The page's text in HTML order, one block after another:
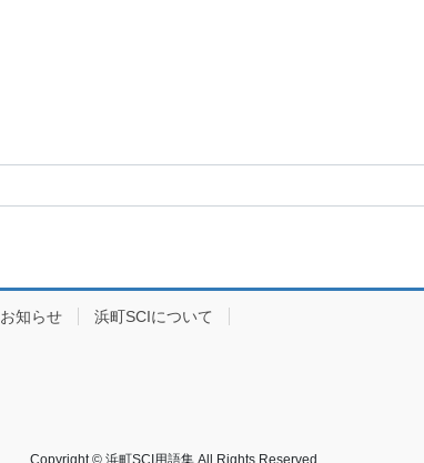
お知らせ 浜町SCIについて
Copyright © 浜町SCI用語集 All Rights Reserved.